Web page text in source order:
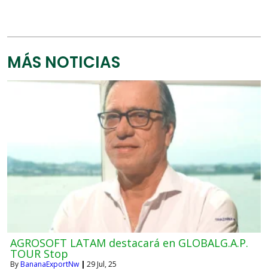
MÁS NOTICIAS
AGROSOFT LATAM destacará en GLOBALG.A.P.
TOUR Stop
ByBananaExportNw | 29 Jul, 25